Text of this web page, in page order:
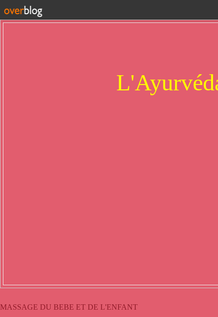
MASSAGE DU BEBE ET DE L'ENFANT